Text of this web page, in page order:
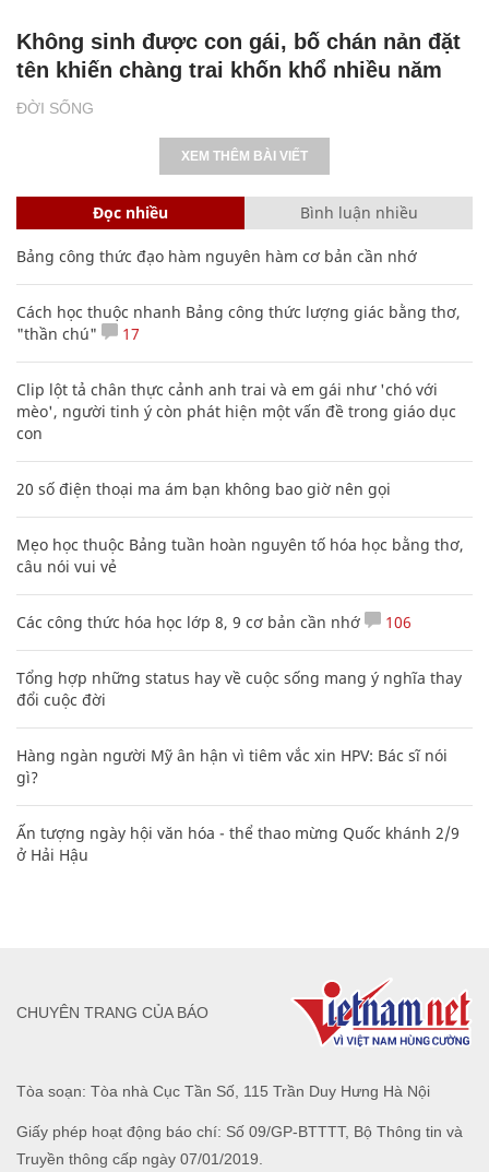
ĐỜI SỐNG
Không sinh được con gái, bố chán nản đặt
tên khiến chàng trai khốn khổ nhiều năm
XEM THÊM BÀI VIẾT
Đọc nhiều Bình luận nhiều
Bảng công thức đạo hàm nguyên hàm cơ bản cần nhớ
Cách học thuộc nhanh Bảng công thức lượng giác bằng thơ,
"thần chú"
17
Clip lột tả chân thực cảnh anh trai và em gái như 'chó với
mèo', người tinh ý còn phát hiện một vấn đề trong giáo dục
con
20 số điện thoại ma ám bạn không bao giờ nên gọi
Mẹo học thuộc Bảng tuần hoàn nguyên tố hóa học bằng thơ,
câu nói vui vẻ
Các công thức hóa học lớp 8, 9 cơ bản cần nhớ 106
Tổng hợp những status hay về cuộc sống mang ý nghĩa thay
đổi cuộc đời
Hàng ngàn người Mỹ ân hận vì tiêm vắc xin HPV: Bác sĩ nói
gì?
Ấn tượng ngày hội văn hóa - thể thao mừng Quốc khánh 2/9
ở Hải Hậu
Tòa soạn: Tòa nhà Cục Tần Số, 115 Trần Duy Hưng Hà Nội
Giấy phép hoạt động báo chí: Số 09/GP-BTTTT, Bộ Thông tin và
Truyền thông cấp ngày 07/01/2019.
CHUYÊN TRANG CỦA BÁO